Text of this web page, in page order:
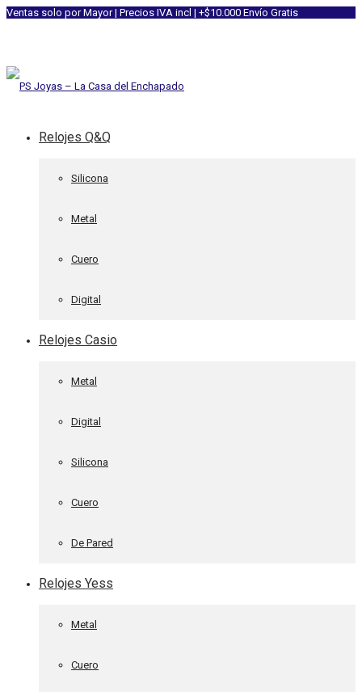
Ventas solo por Mayor | Precios IVA incl | +$10.000 Envío Gratis
Relojes Q&Q
Silicona
Metal
Cuero
Digital
Relojes Casio
Metal
Digital
Silicona
Cuero
De Pared
Relojes Yess
Metal
Cuero